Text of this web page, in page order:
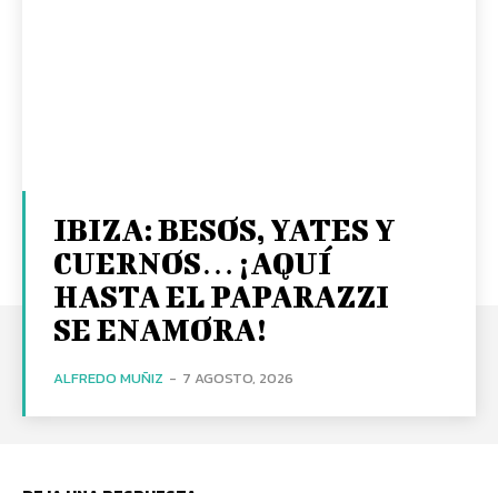
IBIZA: BESOS, YATES Y
CUERNOS… ¡AQUÍ
HASTA EL PAPARAZZI
SE ENAMORA!
ALFREDO MUÑIZ - 7 AGOSTO, 2026